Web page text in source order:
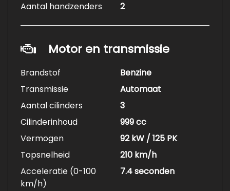
Aantal handzenders
2
Motor en transmissie
Brandstof
Benzine
Transmissie
Automaat
Aantal cilinders
3
Cilinderinhoud
999 cc
Vermogen
92 kW / 125 PK
Topsnelheid
210 km/h
Acceleratie (0-100
km/h)
7.4 seconden